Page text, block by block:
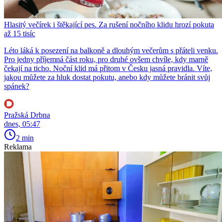
Hlasitý večírek i štěkající pes. Za rušení nočního klidu hrozí pokuta
až 15 tisíc
Léto láká k posezení na balkoně a dlouhým večerům s přáteli venku.
Pro jedny příjemná část roku, pro druhé ovšem chvíle, kdy marně
čekají na ticho. Noční klid má přitom v Česku jasná pravidla. Víte,
jakou můžete za hluk dostat pokutu, anebo kdy můžete bránit svůj
spánek?
Pražská Drbna
dnes, 05:47
2 min
Reklama